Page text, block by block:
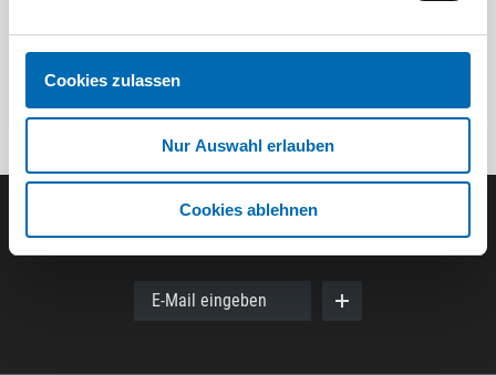
Cookies zulassen
Nur Auswahl erlauben
Cookies ablehnen
Der ODÖRFER Newsletter
E-Mail eingeben